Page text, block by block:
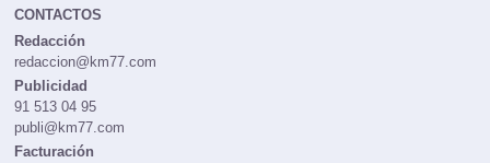
CONTACTOS
Redacción
redaccion@km77.com
Publicidad
91 513 04 95
publi@km77.com
Facturación